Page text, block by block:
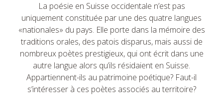
La poésie en Suisse occidentale n’est pas
uniquement constituée par une des quatre langues
«nationales» du pays. Elle porte dans la mémoire des
traditions orales, des patois disparus, mais aussi de
nombreux poètes prestigieux, qui ont écrit dans une
autre langue alors qu’ils résidaient en Suisse.
Appartiennent-ils au patrimoine poétique? Faut-il
s’intéresser à ces poètes associés au territoire?